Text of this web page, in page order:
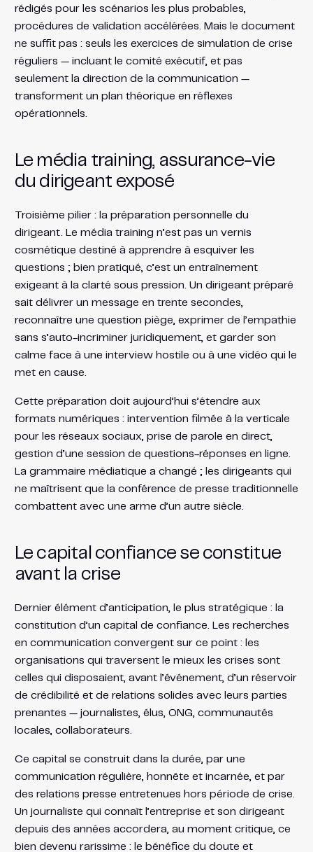
rédigés pour les scénarios les plus probables,
procédures de validation accélérées. Mais le document
ne suffit pas : seuls les exercices de simulation de crise
réguliers — incluant le comité exécutif, et pas
seulement la direction de la communication —
transforment un plan théorique en réflexes
opérationnels.
Le média training, assurance-vie
du dirigeant exposé
Troisième pilier : la préparation personnelle du
dirigeant. Le média training n’est pas un vernis
cosmétique destiné à apprendre à esquiver les
questions ; bien pratiqué, c’est un entraînement
exigeant à la clarté sous pression. Un dirigeant préparé
sait délivrer un message en trente secondes,
reconnaître une question piège, exprimer de l’empathie
sans s’auto-incriminer juridiquement, et garder son
calme face à une interview hostile ou à une vidéo qui le
met en cause.
Cette préparation doit aujourd’hui s’étendre aux
formats numériques : intervention filmée à la verticale
pour les réseaux sociaux, prise de parole en direct,
gestion d’une session de questions-réponses en ligne.
La grammaire médiatique a changé ; les dirigeants qui
ne maîtrisent que la conférence de presse traditionnelle
combattent avec une arme d’un autre siècle.
Le capital confiance se constitue
avant la crise
Dernier élément d’anticipation, le plus stratégique : la
constitution d’un capital de confiance. Les recherches
en communication convergent sur ce point : les
organisations qui traversent le mieux les crises sont
celles qui disposaient, avant l’événement, d’un réservoir
de crédibilité et de relations solides avec leurs parties
prenantes — journalistes, élus, ONG, communautés
locales, collaborateurs.
Ce capital se construit dans la durée, par une
communication régulière, honnête et incarnée, et par
des relations presse entretenues hors période de crise.
Un journaliste qui connaît l’entreprise et son dirigeant
depuis des années accordera, au moment critique, ce
bien devenu rarissime : le bénéfice du doute et